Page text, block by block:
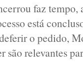
faz tempo,
está
o pedido,
são relevantes